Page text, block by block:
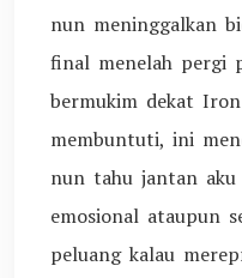
nun meninggalkan
final menelah pergi
bermukim dekat
membuntuti, ini
nun tahu jantan aku
emosional ataupun
peluang kalau